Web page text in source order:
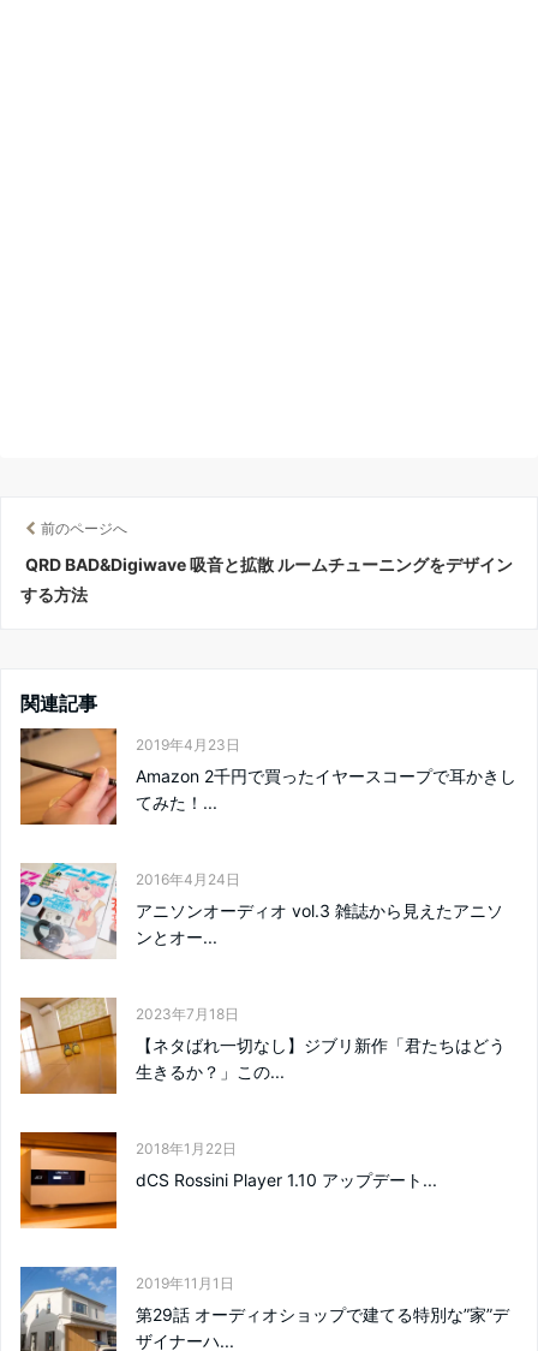
前のページへ
QRD BAD&Digiwave 吸音と拡散 ルームチューニングをデザイン
する方法
関連記事
2019年4月23日
Amazon 2千円で買ったイヤースコープで耳かきし
てみた！...
2016年4月24日
アニソンオーディオ vol.3 雑誌から見えたアニソ
ンとオー...
2023年7月18日
【ネタばれ一切なし】ジブリ新作「君たちはどう
生きるか？」この...
2018年1月22日
dCS Rossini Player 1.10 アップデート...
2019年11月1日
第29話 オーディオショップで建てる特別な”家”デ
ザイナーハ...